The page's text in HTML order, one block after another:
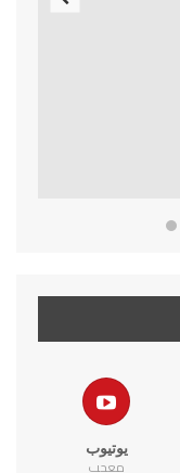
يوتيوب
معجب